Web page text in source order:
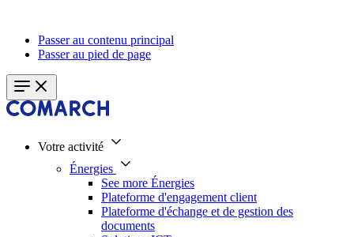
Passer au contenu principal
Passer au pied de page
Votre activité
Énergies
See more Énergies
Plateforme d'engagement client
Plateforme d'échange et de gestion des
documents